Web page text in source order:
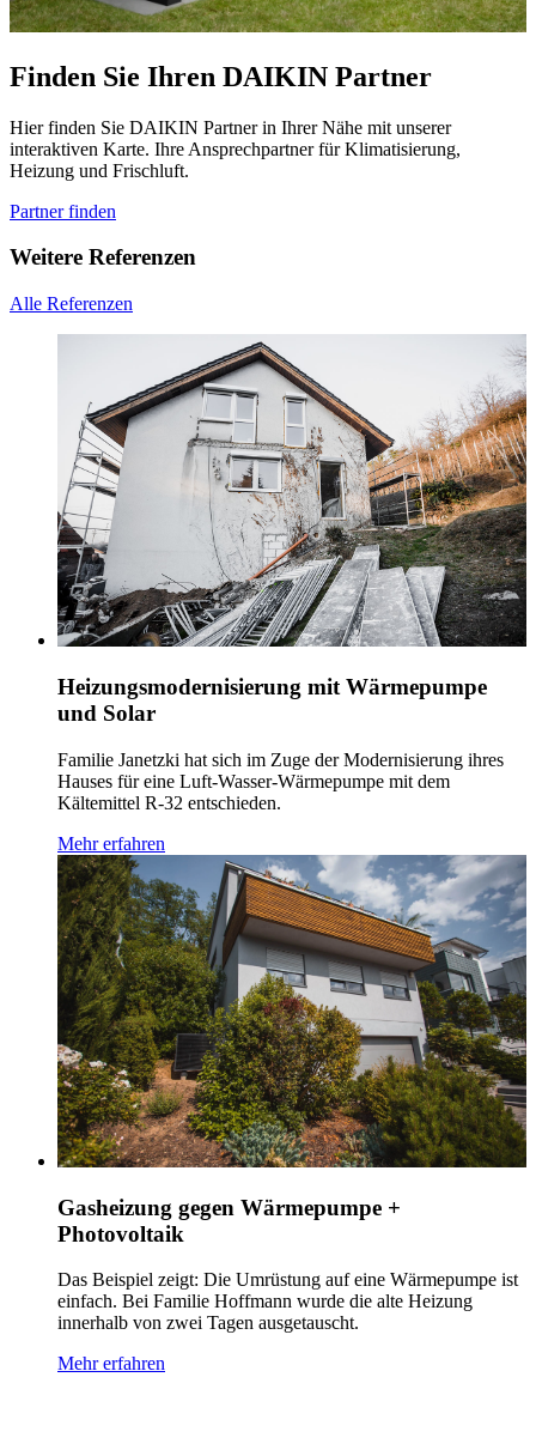
erreicht bis zu 75° Vorlauftemperatur - ideal für Neubau &
Modernisierung,
Finden Sie Ihren DAIKIN Partner
Hier finden Sie DAIKIN Partner in Ihrer Nähe mit unserer
Heizung und Frischluft.
Partner finden
Weitere Referenzen
Alle Referenzen
Heizungsmodernisierung mit Wärmepumpe